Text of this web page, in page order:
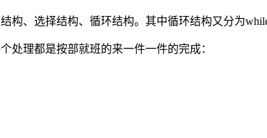
构、选择结构、循环结构。其中循环结构又分为
处理都是按部就班的来一件一件的完成：